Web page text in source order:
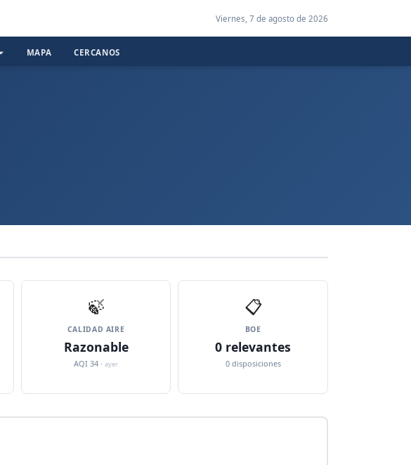
Viernes, 7 de agosto de 2026
MAPA CERCANOS
🍃
CALIDAD AIRE
Razonable
AQI 34 ·ayer
📋
BOE
0 relevantes
0 disposiciones